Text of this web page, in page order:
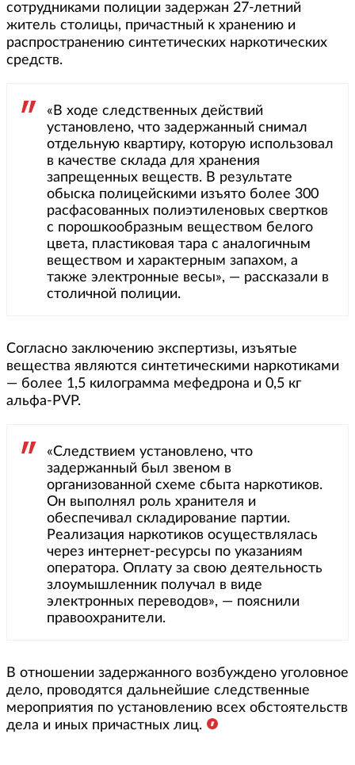
сотрудниками полиции задержан 27-летний
житель столицы, причастный к хранению и
распространению синтетических наркотических
средств.
«В ходе следственных действий
установлено, что задержанный снимал
отдельную квартиру, которую использовал
в качестве склада для хранения
запрещенных веществ. В результате
обыска полицейскими изъято более 300
расфасованных полиэтиленовых свертков
с порошкообразным веществом белого
цвета, пластиковая тара с аналогичным
веществом и характерным запахом, а
также электронные весы», — рассказали в
столичной полиции.
Согласно заключению экспертизы, изъятые
вещества являются синтетическими наркотиками
— более 1,5 килограмма мефедрона и 0,5 кг
альфа-PVP.
«Следствием установлено, что
задержанный был звеном в
организованной схеме сбыта наркотиков.
Он выполнял роль хранителя и
обеспечивал складирование партии.
Реализация наркотиков осуществлялась
через интернет-ресурсы по указаниям
оператора. Оплату за свою деятельность
злоумышленник получал в виде
электронных переводов», — пояснили
правоохранители.
В отношении задержанного возбуждено уголовное
дело, проводятся дальнейшие следственные
мероприятия по установлению всех обстоятельств
дела и иных причастных лиц.